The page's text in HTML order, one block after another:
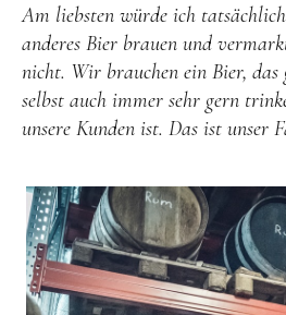
Am liebsten würde ich
anderes Bier brauen und
nicht. Wir brauchen ein Bier,
selbst auch immer sehr gern
unsere Kunden ist. Das ist unser